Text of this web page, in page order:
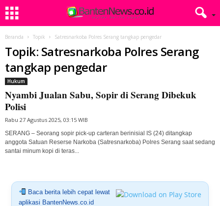
Beranda Topik Satresnarkoba Polres Serang tangkap pengedar
Topik: Satresnarkoba Polres Serang
tangkap pengedar
Hukum
Nyambi Jualan Sabu, Sopir di Serang Dibekuk
Polisi
Rabu 27 Agustus 2025, 03:15 WIB
SERANG – Seorang sopir pick-up carteran berinisial IS (24) ditangkap
anggota Satuan Reserse Narkoba (Satresnarkoba) Polres Serang saat sedang
santai minum kopi di teras...
Baca berita lebih cepat lewat
aplikasi BantenNews.co.id